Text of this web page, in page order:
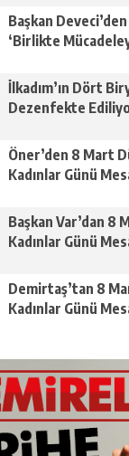
Başkan
‘Birlikte
İlkadım’ın Dört
Dezenfekte
Öner’den 8 Mart
Kadınlar Günü
Başkan Var’dan 8
Kadınlar Günü
Demirtaş’tan 8
Kadınlar Günü